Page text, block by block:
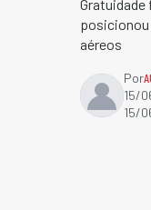
posicionou
aéreos
Por
15/
15/